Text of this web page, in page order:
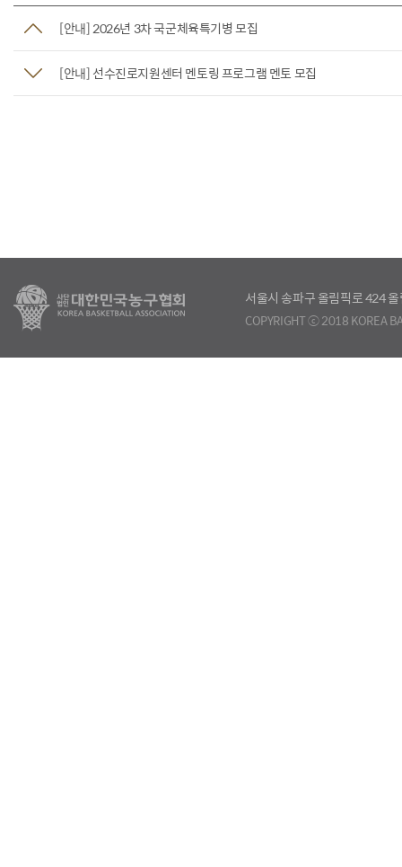
[안내] 2026년 3차 국군체육특기병 모집
[안내] 선수진로지원센터 멘토링 프로그램 멘토 모집
서울시 송파구 올림픽로 424
COPYRIGHT ⓒ 2018 KOREA